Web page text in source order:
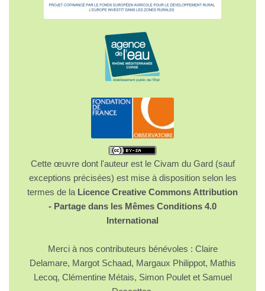
Cette œuvre dont l'auteur est le Civam du Gard (sauf
exceptions précisées) est mise à disposition selon les
termes de la Licence Creative Commons Attribution
- Partage dans les Mêmes Conditions 4.0
International
Merci à nos contributeurs bénévoles : Claire
Delamare, Margot Schaad, Margaux Philippot, Mathis
Lecoq, Clémentine Métais, Simon Poulet et Samuel